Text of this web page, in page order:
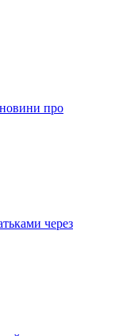
про
через